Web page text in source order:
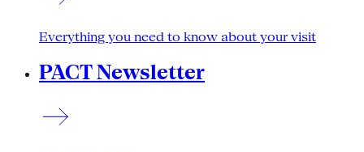
Everything you need to know about your visit
PACT Newsletter